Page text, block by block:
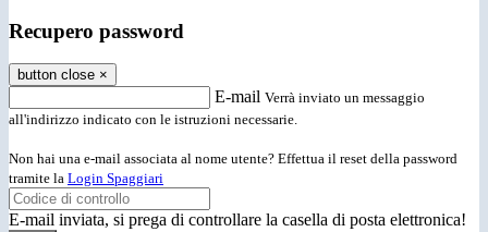
Recupero password
button close ×
E-mail Verrà inviato un messaggio
all'indirizzo indicato con le istruzioni necessarie.
Non hai una e-mail associata al nome utente? Effettua il reset della password
tramite la Login Spaggiari
E-mail inviata, si prega di controllare la casella di posta elettronica!